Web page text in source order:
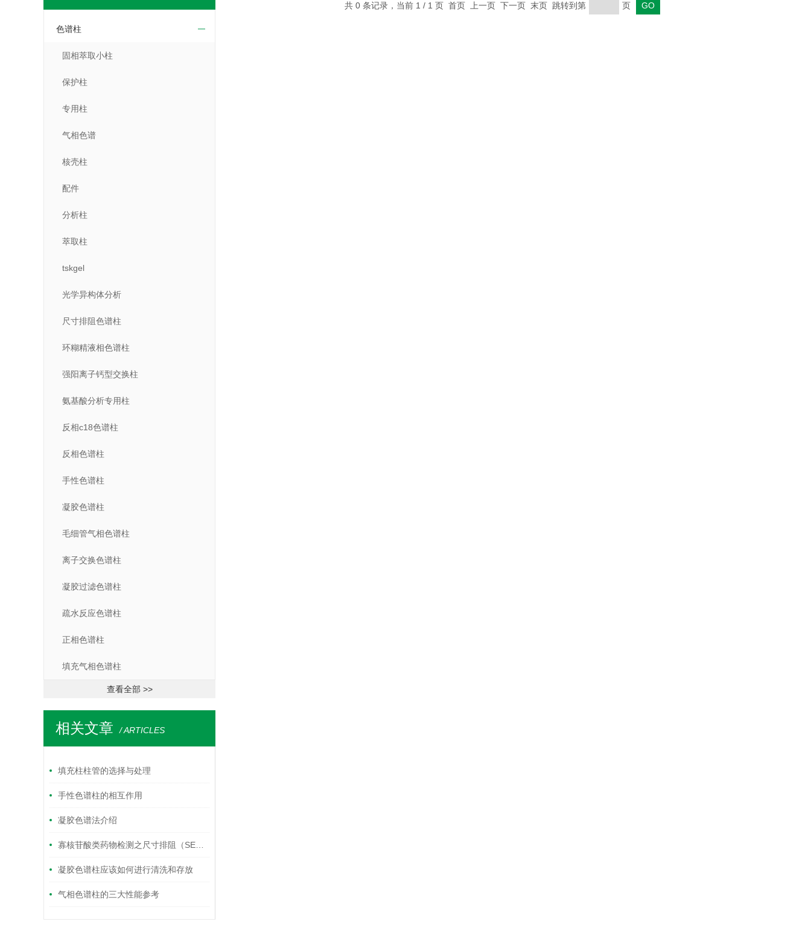
色谱柱
固相萃取小柱
保护柱
专用柱
气相色谱
核壳柱
配件
分析柱
萃取柱
tskgel
光学异构体分析
尺寸排阻色谱柱
环糊精液相色谱柱
强阳离子钙型交换柱
氨基酸分析专用柱
反相c18色谱柱
反相色谱柱
手性色谱柱
凝胶色谱柱
毛细管气相色谱柱
离子交换色谱柱
凝胶过滤色谱柱
疏水反应色谱柱
正相色谱柱
填充气相色谱柱
查看全部 >>
相关文章 / ARTICLES
填充柱柱管的选择与处理
手性色谱柱的相互作用
凝胶色谱法介绍
寡核苷酸类药物检测之尺寸排阻（SEC）色谱柱
凝胶色谱柱应该如何进行清洗和存放
气相色谱柱的三大性能参考
共 0 条记录，当前 1 / 1 页 首页 上一页 下一页 末页 跳转到第 页